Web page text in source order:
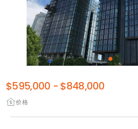
价格
$595,000 - $848,000